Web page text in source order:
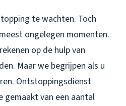
te wachten. Toch
ongelegen momenten.
op de hulp van
Maar we begrijpen als u
Ontstoppingsdienst
gemaakt van een aantal